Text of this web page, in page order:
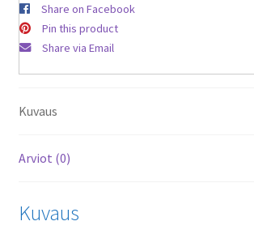
Share on Facebook
Pin this product
Share via Email
Kuvaus
Arviot (0)
Kuvaus